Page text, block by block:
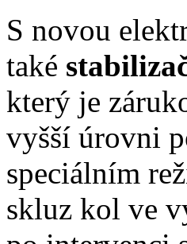
S novou
také
který je
vyšší úrovni
speciálním
skluz kol ve